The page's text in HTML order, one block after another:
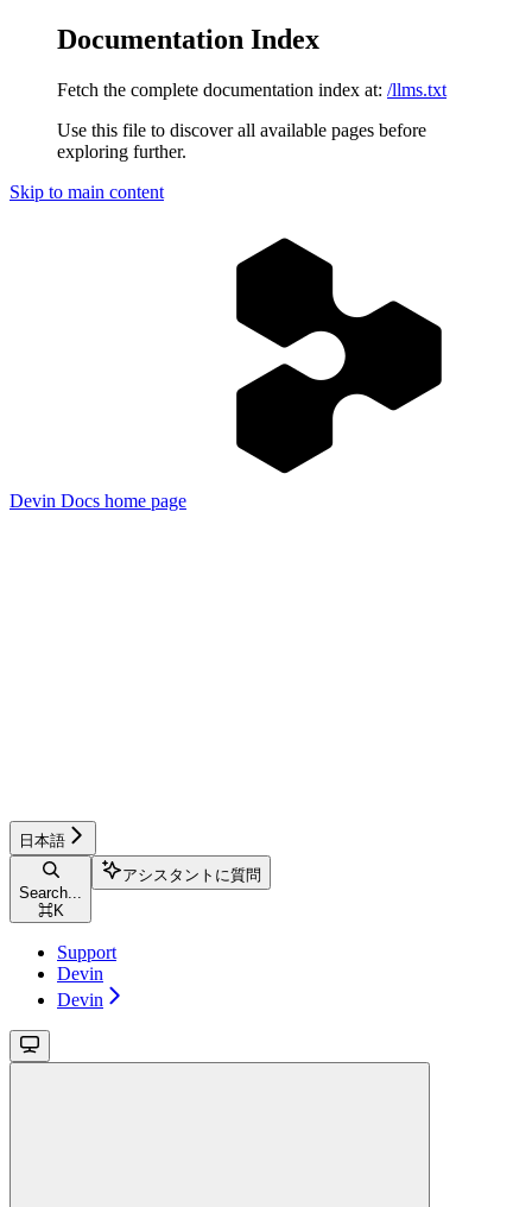
Documentation Index
Fetch the complete documentation index at: /llms.txt
Use this file to discover all available pages before
exploring further.
Skip to main content
Devin Docs home page
日本語
Search...
⌘K
アシスタントに質問
Support
Devin
Devin